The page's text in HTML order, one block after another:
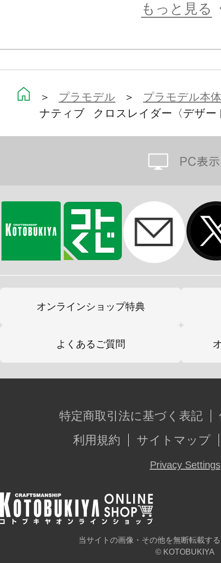
■成型色はデザートイエロー、ガン
【付属品】
■クロスレイダー本体×1
■ガバナー用ヘルメットタイプの頭
※画像は試作品です。実際の商品と
ます。また撮影用に塗装されており
※本製品はお客様ご自身で組み立て
もっと見る
＞ プラモデル ＞ プラモデル本体
ナティブ クロスレイダー〈デザー
オンラインショップ特典
よくあるご質問
特定商取引法に基づく表記
利用規約
サイトマップ
Privacy Settings
当サイトの画像・その他を無断転載す
© KOTOBUKIYA